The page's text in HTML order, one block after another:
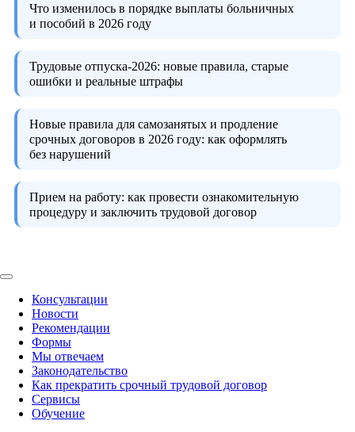
Что изменилось в порядке выплаты больничных
и пособий в 2026 году
Трудовые отпуска-2026: новые правила, старые
ошибки и реальные штрафы
Новые правила для самозанятых и продление
срочных договоров в 2026 году: как оформлять
без нарушений
Прием на работу: как провести ознакомительную
процедуру и заключить трудовой договор
Консультации
Новости
Рекомендации
Формы
Мы отвечаем
Законодательство
Как прекратить срочный трудовой договор
Сервисы
Обучение